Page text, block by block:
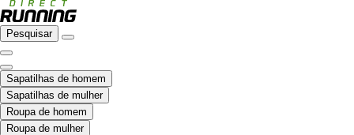
Pesquisar
Sapatilhas de homem
Sapatilhas de mulher
Roupa de homem
Roupa de mulher